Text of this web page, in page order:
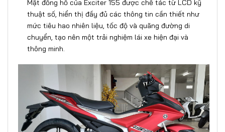
Mặt đồng hồ của Exciter 155 được chế tác từ LCD kỹ
thuật số, hiển thị đầy đủ các thông tin cần thiết như
mức tiêu hao nhiên liệu, tốc độ và quãng đường di
chuyển, tạo nên một trải nghiệm lái xe hiện đại và
thông minh.